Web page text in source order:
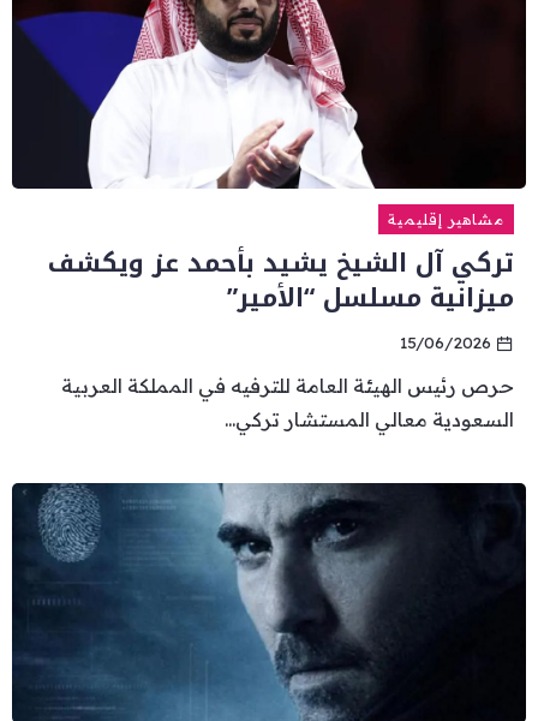
مشاهير إقليمية
تركي آل الشيخ يشيد بأحمد عز ويكشف
ميزانية مسلسل “الأمير”
15/06/2026
حرص رئيس الهيئة العامة للترفيه في المملكة العربية
السعودية معالي المستشار تركي...